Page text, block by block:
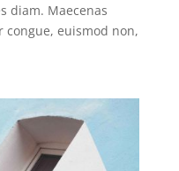
diam. Maecenas
congue, euismod non,